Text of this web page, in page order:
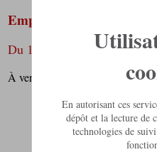
Empreintes
Du 19 septembre 2026 au 7
À venir
En autorisant ces
dépôt et la lecture de
technologies de